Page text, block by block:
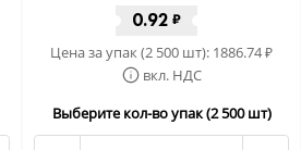
0.92 ₽
Цена за упак (2 500 шт): 1886.74₽
вкл. НДС
Выберите кол-во упак (2 500 шт)